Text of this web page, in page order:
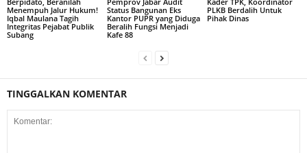
Menempuh Jalur Hukum!
Iqbal Maulana Tagih
Integritas Pejabat Publik
Subang
Status Bangunan Eks
Kantor PUPR yang Diduga
Beralih Fungsi Menjadi
Kafe 88
PLKB Berdalih Untuk
Pihak Dinas
TINGGALKAN KOMENTAR